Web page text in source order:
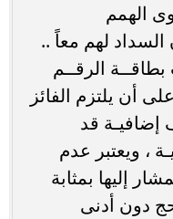
الهمم
لهم معاً ..
الرقــم
أن يلتزم الفائز
إضافيـة قد
، ويعتبر عدم
إليها بمثابة
دون أدنى